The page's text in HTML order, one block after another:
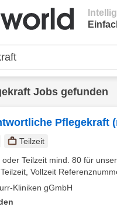
Jobs gefunden
Pflegekraft
Teilzeit
oder Teilzeit mind. 80 für
Vollzeit
Kliniken gGmbH